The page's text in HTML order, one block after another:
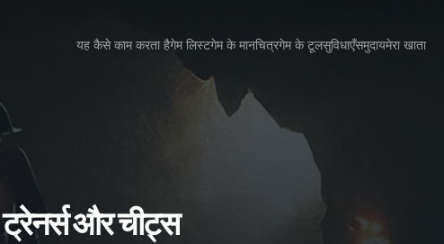
यह कैसे काम करता हैगेम लिस्टगेम के मानचित्रगेम के टूलसुविधाएँसमुदायमेरा खाता
और चीट्स